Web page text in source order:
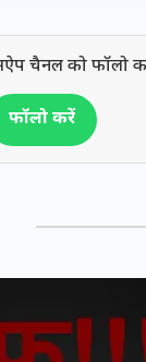
चैनल को फॉलो
फॉलो करें